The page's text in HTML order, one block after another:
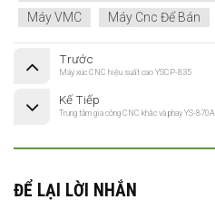
Máy VMC
Máy Cnc Để Bán
Trước
Máy xúc CNC hiệu suất cao YSCP-835
Kế Tiếp
Trung tâm gia công CNC khắc và phay YS-870A
ĐỂ LẠI LỜI NHẮN